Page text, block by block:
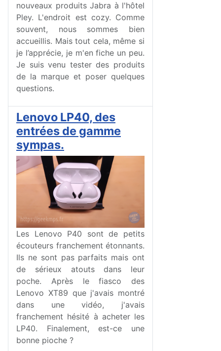
nouveaux produits Jabra à l'hôtel
Pley. L'endroit est cozy. Comme
souvent, nous sommes bien
accueillis. Mais tout cela, même si
je l’apprécie, je m'en fiche un peu.
Je suis venu tester des produits
de la marque et poser quelques
questions.
Lenovo LP40, des
entrées de gamme
sympas.
Les Lenovo P40 sont de petits
écouteurs franchement étonnants.
Ils ne sont pas parfaits mais ont
de sérieux atouts dans leur
poche. Après le fiasco des
Lenovo XT89 que j'avais montré
dans une vidéo, j'avais
franchement hésité à acheter les
LP40. Finalement, est-ce une
bonne pioche ?